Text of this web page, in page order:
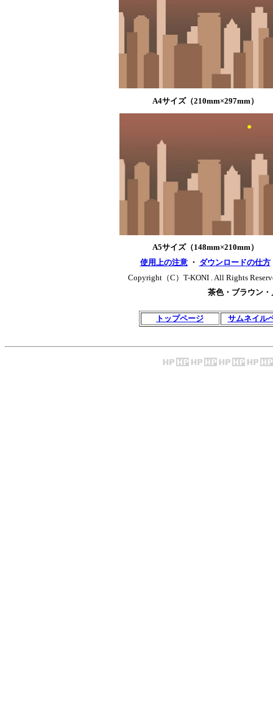
A4サイズ（210mm×297mm）
A5サイズ（148mm×210mm）
使用上の注意・ ダウンロードの仕方
Copyright（C）T-KONI . All Rights
茶色・ブラウン
トップページ サムネイル